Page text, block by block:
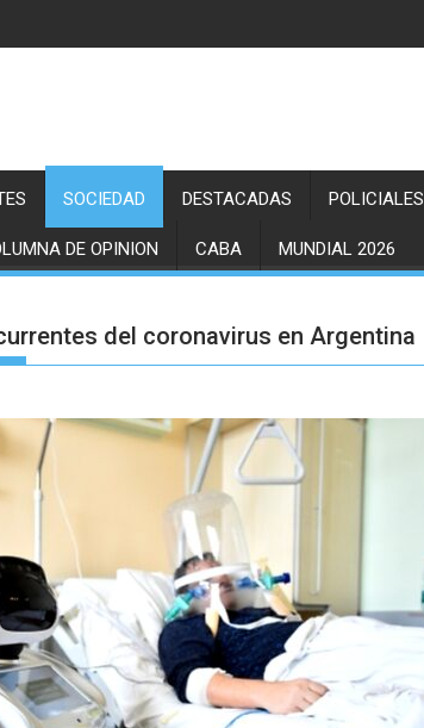
SOCIEDAD DESTACADAS POLICIALES
DE OPINION CABA MUNDIAL 2026
del coronavirus en Argentina